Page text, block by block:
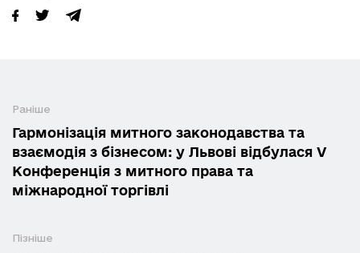
Раніше
Гармонізація митного законодавства та
взаємодія з бізнесом: у Львові відбулася V
Конференція з митного права та
міжнародної торгівлі
Пізніше